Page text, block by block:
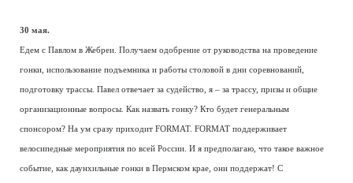
30 мая.
Едем с Павлом в Жебреи. Получаем одобрение от руководства на проведение
гонки, использование подъемника и работы столовой в дни соревнований,
подготовку трассы. Павел отвечает за судейство, я – за трассу, призы и общие
организационные вопросы. Как назвать гонку? Кто будет генеральным
спонсором? На ум сразу приходит FORMAT. FORMAT поддерживает
велосипедные мероприятия по всей России. И я предполагаю, что такое важное
событие, как даунхильные гонки в Пермском крае, они поддержат! С